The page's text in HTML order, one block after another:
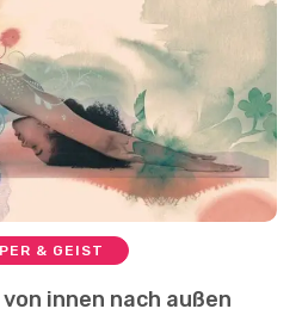
& GEIST
innen nach außen